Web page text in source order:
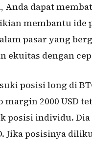
Anda dapat
membantu
pasar yang
ekuitas dengan
posisi long di
margin 2000 USD
posisi individu.
Jika posisinya